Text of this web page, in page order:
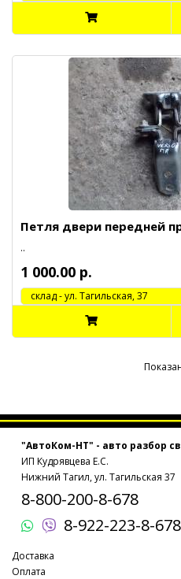
Петля двери передней
..
1 000.00 р.
cклад - ул. Тагильская, 37
"АвтоКом-НТ" - авто разбор
ИП Кудрявцева Е.С.
Нижний Тагил, ул. Тагильская 37
8-800-200-8-678
8-922-223-8-678
Доставка
Оплата